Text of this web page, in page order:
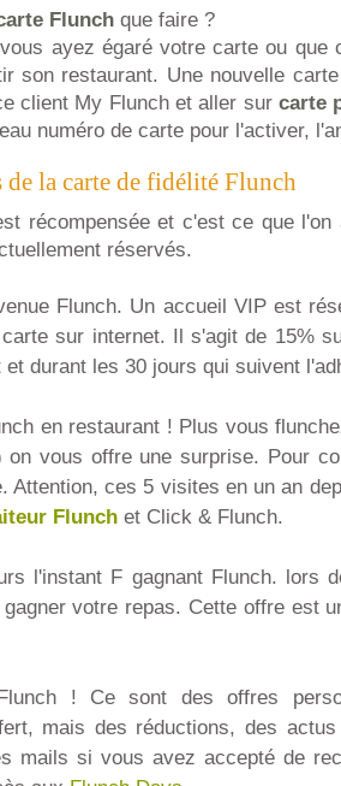
Flunch que faire ?
ayez égaré votre carte ou
son restaurant. Une nouvelle
client My Flunch et aller sur carte
numéro de carte pour l'activer,
de la carte de fidélité Flunch
récompensée et c'est ce que
réservés.
Flunch. Un accueil VIP est
sur internet. Il s'agit de 15%
et durant les 30 jours qui suivent
en restaurant ! Plus vous
on vous offre une surprise. Pour
Attention, ces 5 visites en un an
Flunch et Click & Flunch.
l'instant F gagnant Flunch. lors
votre repas. Cette offre est
! Ce sont des offres
mais des réductions, des
mails si vous avez accepté de